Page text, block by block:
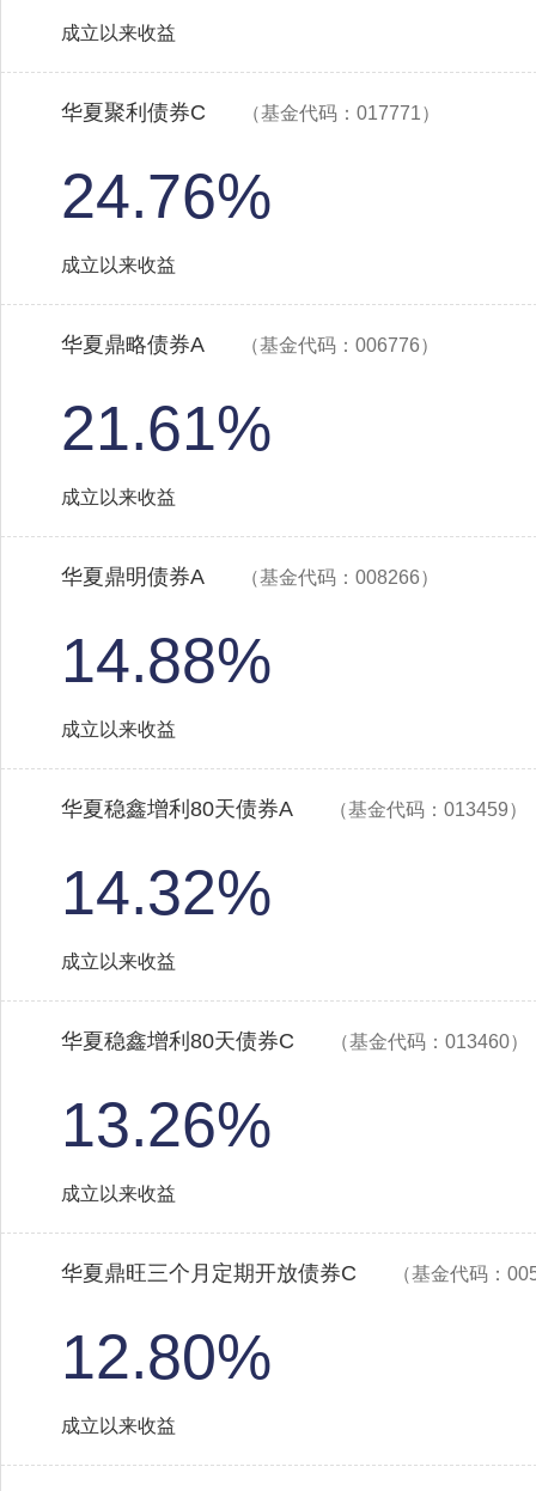
成立以来收益
华夏聚利债券C （基金代码：017771）
24.76%
成立以来收益
华夏鼎略债券A （基金代码：006776）
21.61%
成立以来收益
华夏鼎明债券A （基金代码：008266）
14.88%
成立以来收益
华夏稳鑫增利80天债券A （基金代码：013459）
14.32%
成立以来收益
华夏稳鑫增利80天债券C （基金代码：013460）
13.26%
成立以来收益
华夏鼎旺三个月定期开放债券C （基金代码：
12.80%
成立以来收益